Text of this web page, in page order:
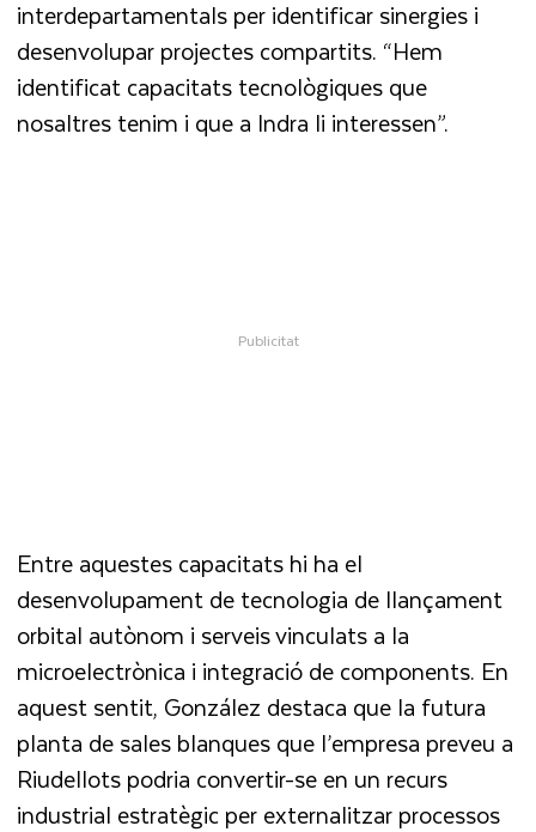
interdepartamentals per identificar sinergies i
desenvolupar projectes compartits. “Hem
identificat capacitats tecnològiques que
nosaltres tenim i que a Indra li interessen”.
Entre aquestes capacitats hi ha el
desenvolupament de tecnologia de llançament
orbital autònom i serveis vinculats a la
microelectrònica i integració de components. En
aquest sentit, González destaca que la futura
planta de sales blanques que l’empresa preveu a
Riudellots podria convertir-se en un recurs
industrial estratègic per externalitzar processos